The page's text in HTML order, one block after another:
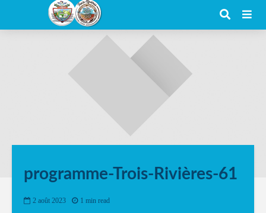
programme-Trois-Rivières-61
2 août 2023 1 min read